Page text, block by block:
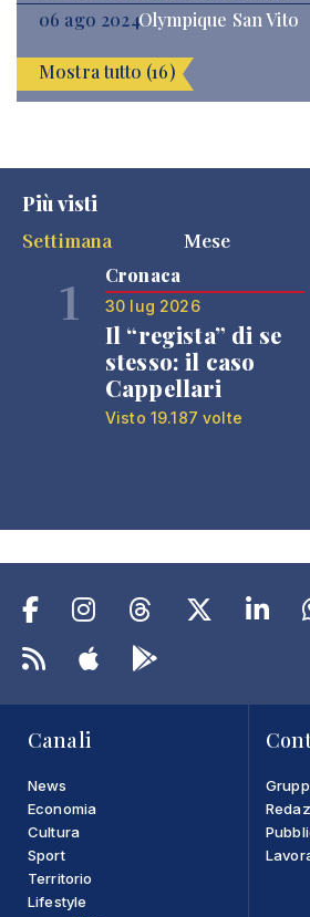
06 ago 2024Olympique San Vito
Mostra tutto (16)
Più visti
Settimana
Mese
1 Cronaca
30 lug 2026
Il “regista” di se
stesso: il caso
Cappellari
Visto 19.187 volte
Canali
News
Economia
Cultura
Sport
Territorio
Lifestyle